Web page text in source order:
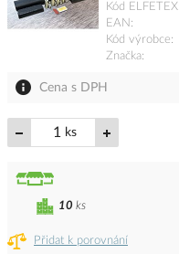
Kód ELFETEX
EAN
Kód výrobce
Značka
Cena s DPH
ks
Přidat k porovnání
10 ks